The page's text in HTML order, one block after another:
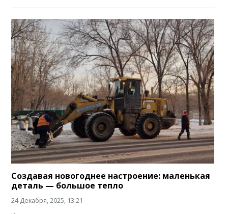
Создавая новогоднее настроение: маленькая
деталь — большое тепло
24 Декабря, 2025, 13:21